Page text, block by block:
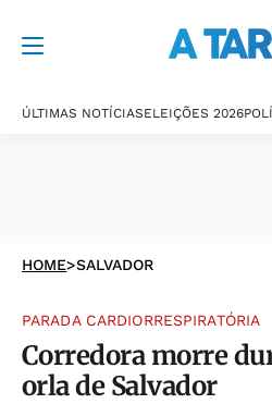
ÚLTIMAS NOTÍCIASELEIÇÕES 2026
HOME>SALVADOR
PARADA CARDIORRESPIRATÓRIA
Corredora morre
orla de Salvador